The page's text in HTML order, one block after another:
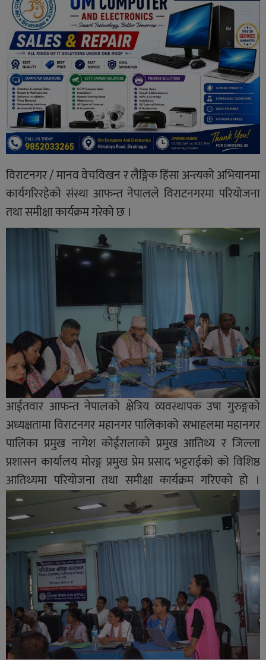
विराटनगर / मानव वेचविखन र लैङ्गिक हिंसा अन्त्यको अभियानमा
कार्यगरिरहेको संस्था आफन्त नेपालले विराटनगरमा परियोजना
तथा समीक्षा कार्यक्रम गरेको छ ।
आईतवार आफन्त नेपालको क्षेत्रिय व्यवस्थापक उषा गुरुङ्गको
अध्यक्षतामा विराटनगर महानगर पालिकाको सभाहलमा महानगर
पालिका प्रमुख नागेश कोईरालाको प्रमुख आतिथ्य र जिल्ला
प्रशासन कार्यालय मोरङ्ग प्रमुख प्रेम प्रसाद भट्टराईको को विशिष्ठ
आतिथ्यमा परियोजना तथा समीक्षा कार्यक्रम गरिएको हो ।